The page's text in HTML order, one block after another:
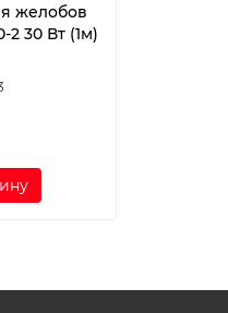
желобов
2 30 Вт (1м)